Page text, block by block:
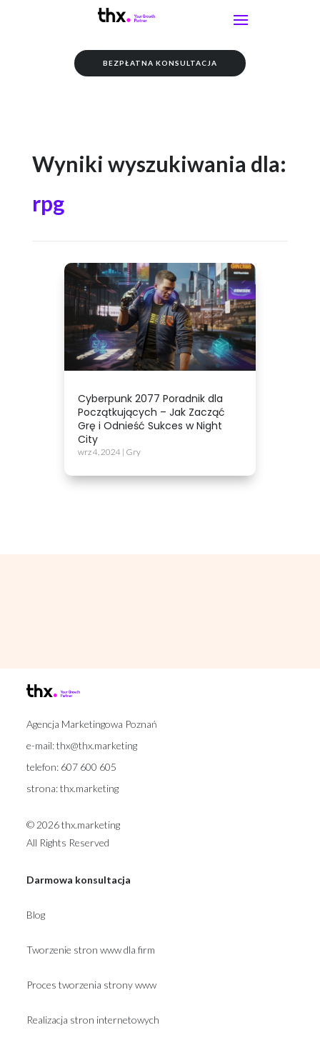
BEZPŁATNA KONSULTACJA
Wyniki wyszukiwania dla:
rpg
Cyberpunk 2077 Poradnik dla
Początkujących – Jak Zacząć
Grę i Odnieść Sukces w Night
City
wrz 4, 2024 | Gry
Agencja Marketingowa Poznań
e-mail:thx@thx.marketing
telefon: 607 600 605
strona:thx.marketing
© 2026 thx.marketing
All Rights Reserved
Darmowa konsultacja
Blog
Tworzenie stron www dla firm
Proces tworzenia strony www
Realizacja stron internetowych